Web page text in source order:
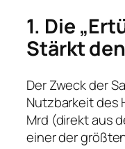
1. Die
Stärkt
Der Zweck der
Nutzbarkeit des
Mrd (direkt aus
einer der